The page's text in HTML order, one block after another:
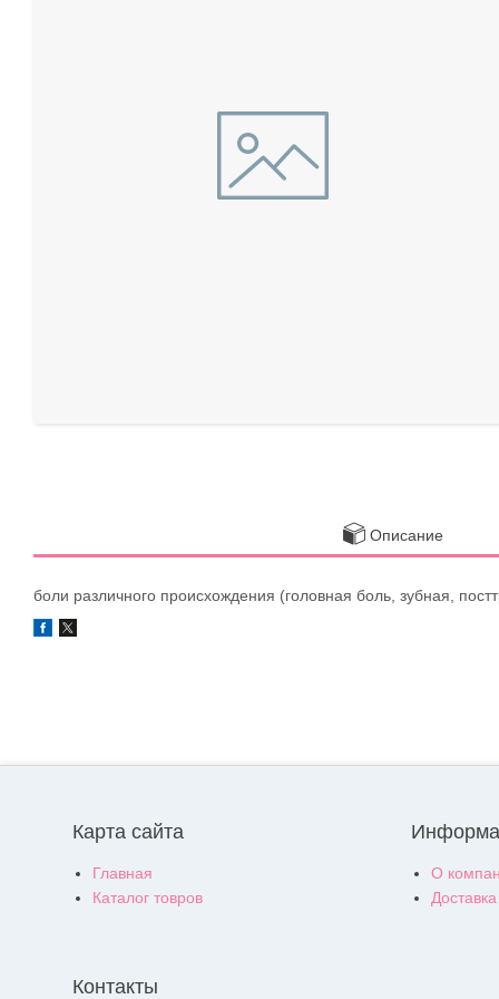
Описание
боли различного происхождения (головная боль, зубная,
Карта сайта
Главная
Каталог товров
О
Контакты